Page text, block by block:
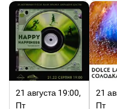
21 августа 19:00,
Пт
21
Пт